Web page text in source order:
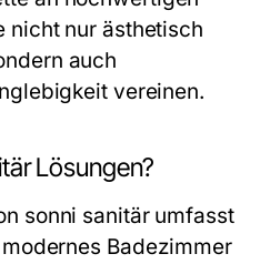
nicht nur ästhetisch
auch
vereinen.
Lösungen?
sonni sanitär umfasst
Badezimmer